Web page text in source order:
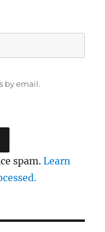
by email.
spam.Learn